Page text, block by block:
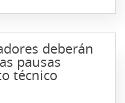
deberán
pausas
técnico